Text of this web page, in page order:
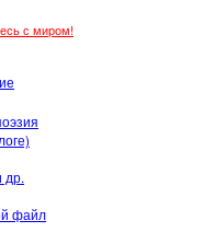
с миром!
др.
файл